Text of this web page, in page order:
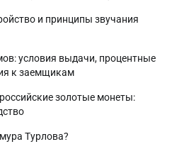
и принципы звучания
условия выдачи, процентные
к заемщикам
золотые монеты:
Турлова?